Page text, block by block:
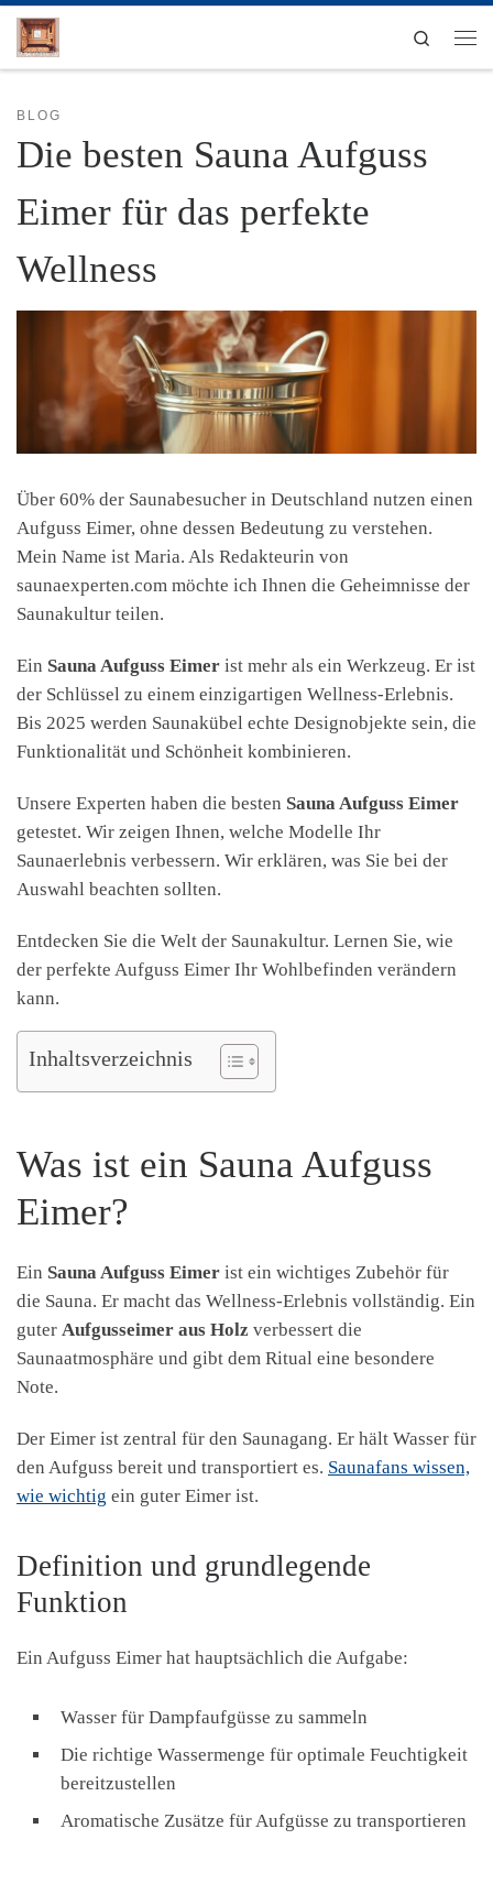
Zum Inhalt springen
Search
BLOG
Die besten Sauna Aufguss
Eimer für das perfekte
Wellness
Über 60% der Saunabesucher in Deutschland nutzen einen
Aufguss Eimer, ohne dessen Bedeutung zu verstehen.
Mein Name ist Maria. Als Redakteurin von
saunaexperten.com möchte ich Ihnen die Geheimnisse der
Saunakultur teilen.
Ein Sauna Aufguss Eimer ist mehr als ein Werkzeug. Er ist
der Schlüssel zu einem einzigartigen Wellness-Erlebnis.
Bis 2025 werden Saunakübel echte Designobjekte sein, die
Funktionalität und Schönheit kombinieren.
Unsere Experten haben die besten Sauna Aufguss Eimer
getestet. Wir zeigen Ihnen, welche Modelle Ihr
Saunaerlebnis verbessern. Wir erklären, was Sie bei der
Auswahl beachten sollten.
Entdecken Sie die Welt der Saunakultur. Lernen Sie, wie
der perfekte Aufguss Eimer Ihr Wohlbefinden verändern
kann.
Inhaltsverzeichnis
Was ist ein Sauna Aufguss
Eimer?
Ein Sauna Aufguss Eimer ist ein wichtiges Zubehör für
die Sauna. Er macht das Wellness-Erlebnis vollständig. Ein
guter Aufgusseimer aus Holz verbessert die
Saunaatmosphäre und gibt dem Ritual eine besondere
Note.
Der Eimer ist zentral für den Saunagang. Er hält Wasser für
den Aufguss bereit und transportiert es. Saunafans wissen,
wie wichtig ein guter Eimer ist.
Definition und grundlegende
Funktion
Ein Aufguss Eimer hat hauptsächlich die Aufgabe:
Wasser für Dampfaufgüsse zu sammeln
Die richtige Wassermenge für optimale Feuchtigkeit
bereitzustellen
Aromatische Zusätze für Aufgüsse zu transportieren